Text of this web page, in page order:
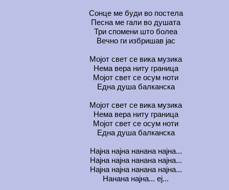
Сонце ме буди во постела
Песна ме гали во душата
Три спомени што болеа
Вечно ги избришав јас
Мојот свет се вика музика
Нема вера ниту граница
Мојот свет се осум ноти
Една душа балканска
Мојот свет се вика музика
Нема вера ниту граница
Мојот свет се осум ноти
Една душа балканска
Најна најна нанана најна...
Најна најна нанана најна...
Најна најна нанана најна...
Нанана најна... еј...